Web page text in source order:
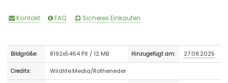
Kontakt FAQ Sicheres Einkaufen
Bildgröße: 8192x5464 PX / 12 MB Hinzugefügt am: 27.08.2025
Credits: Wildlife.Media/Rotheneder